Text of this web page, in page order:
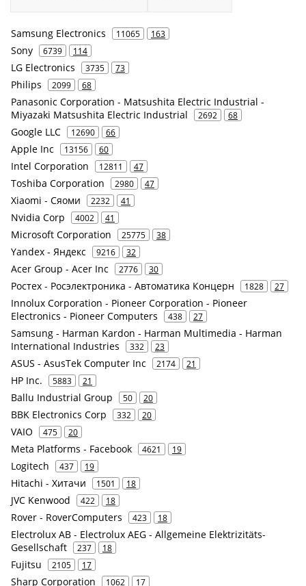
Samsung Electronics 11065 163
Sony 6739 114
LG Electronics 3735 73
Philips 2099 68
Panasonic Corporation - Matsushita Electric Industrial -
Miyazaki Matsushita Electric Industrial
2692 68
Google LLC 12690 66
Apple Inc 13156 60
Intel Corporation 12811 47
Toshiba Corporation 2980 47
Xiaomi - Сяоми 2232 41
Nvidia Corp 4002 41
Microsoft Corporation 25775 38
Yandex - Яндекс 9216 32
Acer Group - Acer Inc 2776 30
Ростех - Росэлектроника - Автоматика Концерн 1828 27
Innolux Corporation - Pioneer Corporation - Pioneer
Electronics - Pioneer Computers
438 27
Samsung - Harman Kardon - Harman Multimedia - Harman
International Industries
332 23
ASUS - AsusTek Computer Inc 2174 21
HP Inc. 5883 21
Ballu Industrial Group 50 20
BBK Electronics Corp 332 20
VAIO 475 20
Meta Platforms - Facebook 4621 19
Logitech 437 19
Hitachi - Хитачи 1501 18
JVC Kenwood 422 18
Rover - RoverComputers 423 18
Electrolux AB - Electrolux AEG - Allgemeine Elektrizitäts-
Gesellschaft
237 18
Fujitsu 2105 17
Sharp Corporation 1062 17